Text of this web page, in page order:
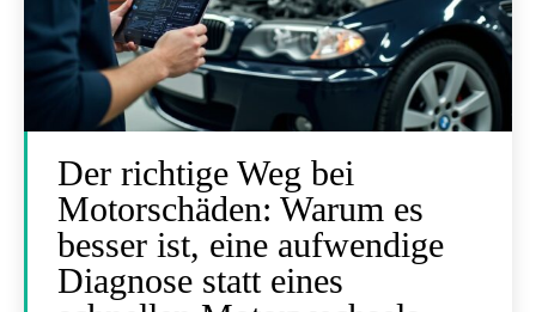
Der richtige Weg bei
Motorschäden: Warum es
besser ist, eine aufwendige
Diagnose statt eines